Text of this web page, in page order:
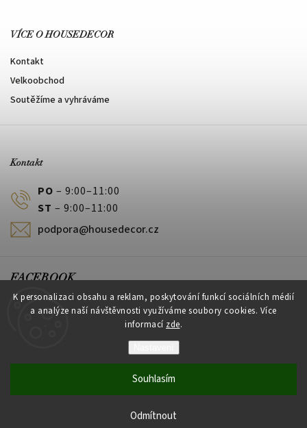
K personalizaci obsahu a reklam, poskytování funkcí sociálních médií
a analýze naší návštěvnosti využíváme soubory cookies. Více
informací zde.
Odmítnout
Souhlasím
VÍCE O HOUSEDECOR
Kontakt
Velkoobchod
Soutěžíme a vyhráváme
Kontakt
PO – 9:00–11:00
ST – 9:00–11:00
podpora@housedecor.cz
FACEBOOK
Vytvořil Shoptet